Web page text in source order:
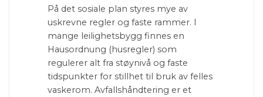
På det sosiale plan styres mye av
uskrevne regler og faste rammer. I
mange leilighetsbygg finnes en
Hausordnung (husregler) som
regulerer alt fra støynivå og faste
tidspunkter for stillhet til bruk av felles
vaskerom. Avfallshåndtering er et